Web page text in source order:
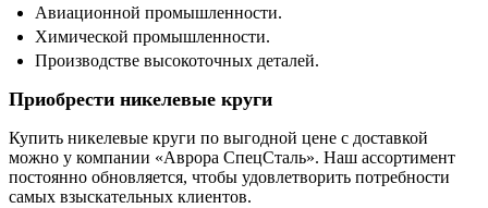
Авиационной промышленности.
Химической промышленности.
Производстве высокоточных деталей.
Приобрести никелевые круги
Купить никелевые круги по выгодной цене с доставкой
можно у компании «Аврора СпецСталь». Наш ассортимент
постоянно обновляется, чтобы удовлетворить потребности
самых взыскательных клиентов.